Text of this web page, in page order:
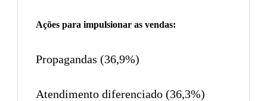
Ações para impulsionar as vendas:
Propagandas (36,9%)
Atendimento diferenciado (36,3%)